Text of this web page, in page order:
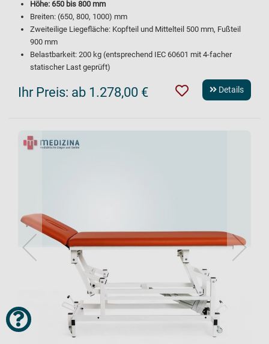
Höhe: 650 bis 800 mm
Breiten: (650, 800, 1000) mm
Zweiteilige Liegefläche: Kopfteil und Mittelteil 500 mm, Fußteil
900 mm
Belastbarkeit: 200 kg (entsprechend IEC 60601 mit 4-facher
statischer Last geprüft)
Ihr Preis: ab 1.278,00 € Details